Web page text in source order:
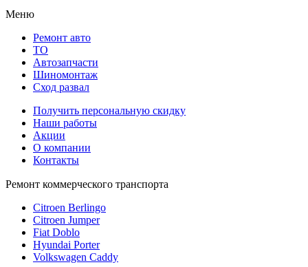
Меню
Ремонт авто
TO
Автозапчасти
Шиномонтаж
Сход развал
Получить персональную скидку
Наши работы
Акции
О компании
Контакты
Ремонт коммерческого транспорта
Citroen Berlingo
Citroen Jumper
Fiat Doblo
Hyundai Porter
Volkswagen Caddy